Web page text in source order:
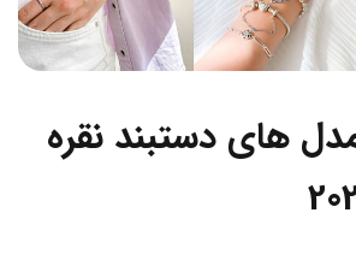
های دستبند نقره